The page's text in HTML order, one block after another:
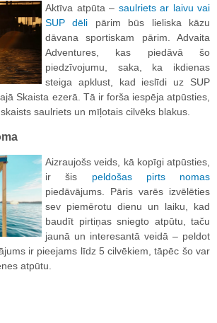
Aktīva atpūta – saulriets ar laivu vai
SUP dēli pārim būs lieliska kāzu
dāvana sportiskam pārim. Advaita
Adventures, kas piedāvā šo
piedzīvojumu, saka, ka ikdienas
steiga apklust, kad ieslīdi uz SUP
Skaista ezerā. Tā ir forša iespēja atpūsties,
saulriets un mīļotais cilvēks blakus.
Aizraujošs veids, kā kopīgi atpūsties,
ir šis peldošas pirts nomas
piedāvājums. Pāris varēs izvēlēties
sev piemērotu dienu un laiku, kad
baudīt pirtiņas sniegto atpūtu, taču
jaunā un interesantā veidā – peldot
ir pieejams līdz 5 cilvēkiem, tāpēc šo var
atpūtu.